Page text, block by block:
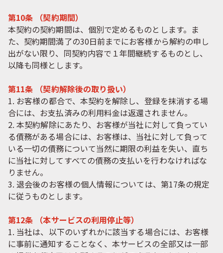
第10条 （契約期間）
本契約の契約期間は、個別で定めるものとします。ま
た、契約期間満了の30日前までにお客様から解約の申し
出がない限り、同契約内容で１年間継続するものとし、
以降も同様とします。
第11条 （契約解除後の取り扱い）
1. お客様の都合で、本契約を解除し、登録を抹消する場
合には、お支払済みの利用料金は返還されません。
2. 本契約解除にあたり、お客様が当社に対して負ってい
る債務がある場合には、お客様は、当社に対して負って
いる一切の債務について当然に期限の利益を失い、直ち
に当社に対してすべての債務の支払いを行わなければな
りません。
3. 退会後のお客様の個人情報については、第17条の規定
に従うものとします。
第12条 （本サービスの利用停止等）
1. 当社は、以下のいずれかに該当する場合には、お客様
に事前に通知することなく、本サービスの全部又は一部